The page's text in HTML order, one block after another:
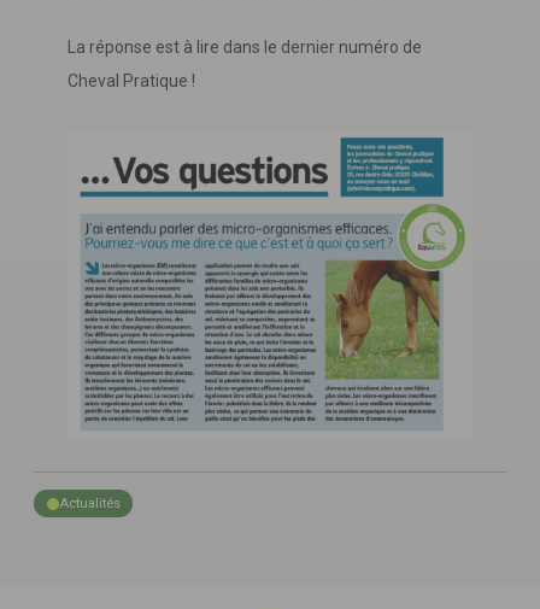
La réponse est à lire dans le dernier numéro de
Cheval Pratique !
Actualités